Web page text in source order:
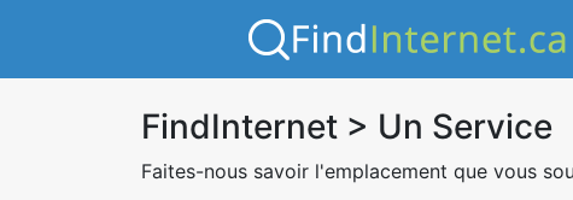
FindInternet > Un Service
Faites-nous savoir l'emplacement que vous